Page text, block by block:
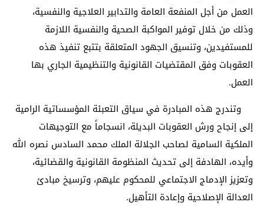
العمل من أجل المنفعة العامة والتدابير العلاجية والنفسية،
وذلك من خلال توفير المواكبة الصحية والنفسية اللازمة
للمستفيدين، وتنسيق الجهود المتعلقة بتتبع تنفيذ هذه
العقوبات وفق المقتضيات القانونية والتنظيمية الجاري بها
العمل.
وتندرج هذه المبادرة في سياق التعبئة المؤسساتية الرامية
إلى إنجاح ورش العقوبات البديلة، انسجاماً مع التوجيهات
الملكية السامية لصاحب الجلالة الملك محمد السادس نصره الله
وأيده، الهادفة إلى تحديث المنظومة القانونية والقضائية،
وتعزيز الإدماج الاجتماعي للمحكوم عليهم، وترسيخ مبادئ
العدالة الإصلاحية وإعادة التأهيل.